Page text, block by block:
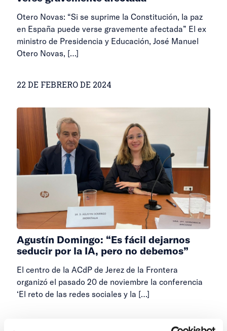
Otero Novas: “Si se suprime la Constitución, la paz
en España puede verse gravemente afectada” El ex
ministro de Presidencia y Educación, José Manuel
Otero Novas, […]
22 DE FEBRERO DE 2024
Agustín Domingo: “Es fácil dejarnos
seducir por la IA, pero no debemos”
El centro de la ACdP de Jerez de la Frontera
organizó el pasado 20 de noviembre la conferencia
‘El reto de las redes sociales y la […]